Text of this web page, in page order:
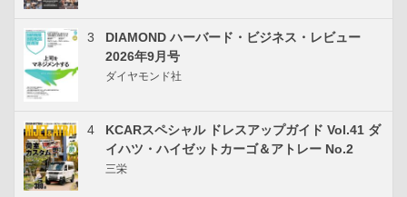
3
DIAMOND ハーバード・ビジネス・レビュー
2026年9月号
ダイヤモンド社
4
KCARスペシャル ドレスアップガイド Vol.41 ダ
イハツ・ハイゼットカーゴ＆アトレー No.2
三栄